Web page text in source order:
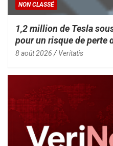
NON CLASSÉ
1,2 million de Tesla
pour un risque de perte
8 août 2026 Veritatis